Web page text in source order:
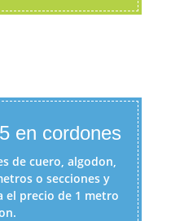
en cordones
de cuero, algodon,
o secciones y
el precio de 1 metro